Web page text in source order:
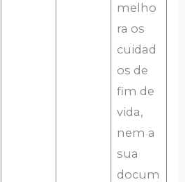
melho
ra os
cuidad
os de
fim de
vida,
nem a
sua
docum